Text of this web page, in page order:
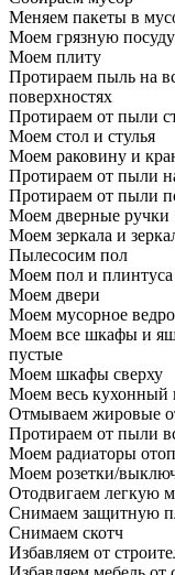
Меняем пакеты в
Моем грязную
Моем плиту
Протираем пыль на
поверхностях
Протираем от пыли
Моем стол и стулья
Моем раковину и
Протираем от пыли
Протираем от пыли
Моем дверные ручки
Моем зеркала и
Пылесосим пол
Моем пол и плинтуса
Моем двери
Моем мусорное ведро
Моем все шкафы и
пустые
Моем шкафы сверху
Моем весь кухонный
Отмываем жировые
Протираем от пыли
Моем радиаторы
Моем розетки/
Отодвигаем легкую
Снимаем защитную
Снимаем скотч
Избавляем от